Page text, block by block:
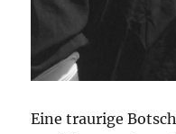
Eine traurige